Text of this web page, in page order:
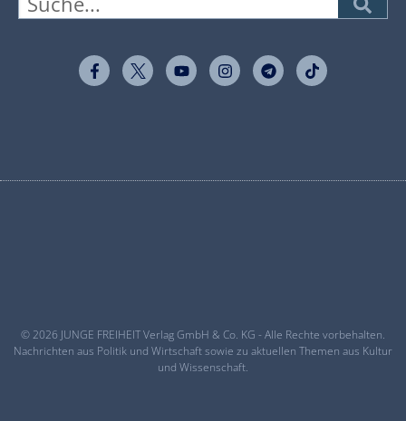
© 2026 JUNGE FREIHEIT Verlag GmbH & Co. KG - Alle Rechte vorbehalten.
Nachrichten aus Politik und Wirtschaft sowie zu aktuellen Themen aus Kultur
und Wissenschaft.